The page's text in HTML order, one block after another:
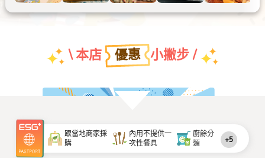
\ 本店 優惠 小撇步 /
團體特約折扣優惠
查看本店特約名單
跟當地商家採
購
內用不提供一
次性餐具
廚餘分
類
+5